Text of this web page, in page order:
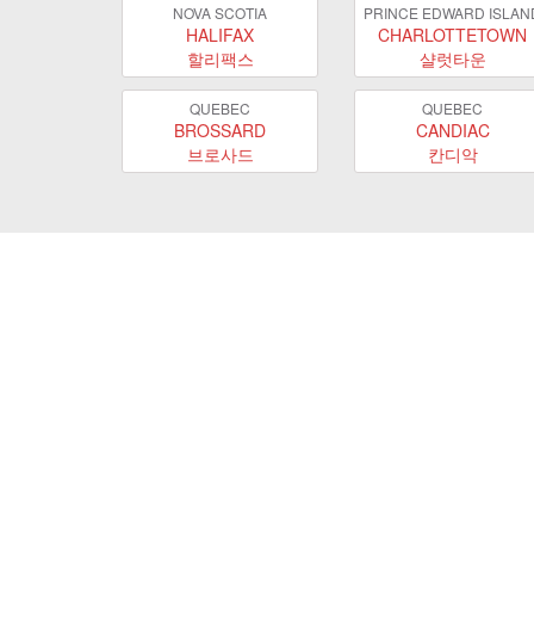
NOVA SCOTIA
HALIFAX
할리팩스
PRINCE EDWARD
CHARLOTTETOWN
샬럿타운
QUEBEC
BROSSARD
브로사드
QUEBEC
CANDIAC
칸디악